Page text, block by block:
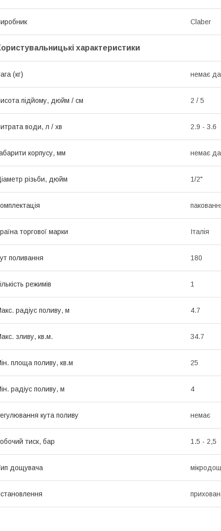
Claber
характеристики
(кг) немає
підйому, дюйм / см 2 / 5
води, л / хв 2.9 - 3.6
корпусу, мм немає
різьби, дюйм 1/2"
торгової марки Італія
поливання 180
режимів 1
радіус поливу, м 4.7
зливу, кв.м. 34.7
площа поливу, кв.м 25
радіус поливу, м 4
кута поливу немає
тиск, бар 1.5 - 2,5
дощувача